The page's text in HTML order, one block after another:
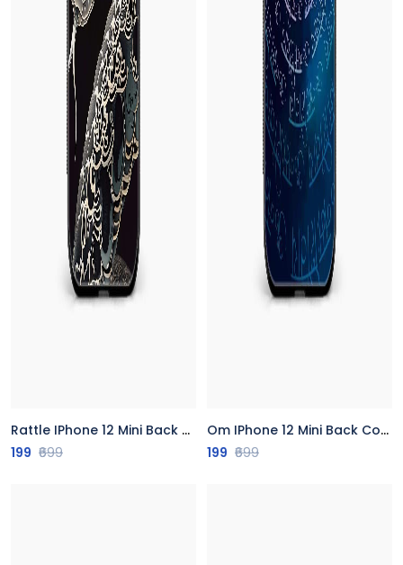
Rattle IPhone 12 Mini Back Cover
199 ₹699
Om IPhone 12 Mini Back Cover
199 ₹699